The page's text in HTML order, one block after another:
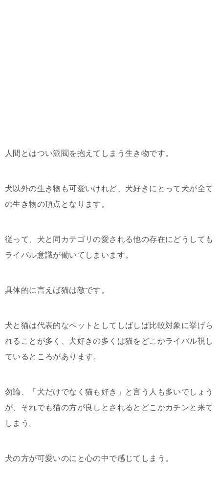
人間とはつい派閥を抱えてしまう生き物です。
犬以外の生き物も可愛いけれど、犬好きにとって犬が全て
の生き物の頂点となります。
従って、犬と同カテゴリの愛される他の存在にどうしても
ライバル意識が働いてしまいます。
具体的に言えば猫は敵です。
犬と猫は代表的なペットとしてしばしば比較対象に挙げら
れることが多く、犬好きの多くは猫をどこかライバル視し
ているところがあります。
勿論、「犬だけでなく猫も好き」と言う人も多いでしょう
が、それでも猫の方が良しとされるとどこかカチンと来て
しまう。
犬の方が可愛いのにと心の中で感じてしまう。